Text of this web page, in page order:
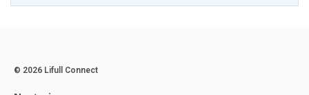
© 2026 Lifull Connect